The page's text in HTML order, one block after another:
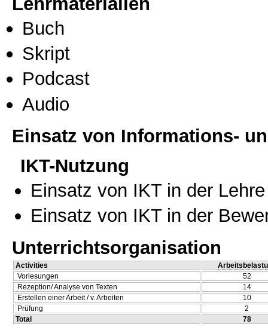
Buch
Skript
Podcast
Audio
Einsatz von Informations-
IKT-Nutzung
Einsatz von IKT in der Lehre
Einsatz von IKT in der
Unterrichtsorganisation
Activities
Vorlesungen
52
Rezeption/ Analyse von Texten
14
Erstellen einer Arbeit / v. Arbeiten
10
Prüfung
2
Total
78